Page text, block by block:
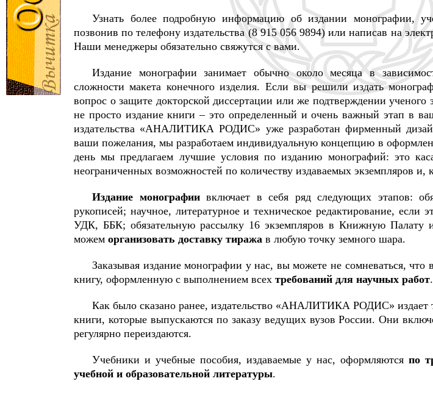
Узнать более подробную информацию об издании монографии,
позвонив по телефону издательства (8 915 056 9894) или написав на
Наши менеджеры обязательно свяжутся с вами.
Издание монографии занимает обычно около месяца в
сложности макета конечного изделия. Если вы решили издать
вопрос о защите докторской диссертации или же подтверждении
не просто издание книги – это определенный и очень важный этап в
издательства «АНАЛИТИКА РОДИС» уже разработан фирменный
ваши пожелания, мы разработаем индивидуальную концепцию в
день мы предлагаем лучшие условия по изданию монографий: это
неограниченных возможностей по количеству издаваемых экземпляров
Издание монографиивключает в себя ряд следующих этапов:
рукописей; научное, литературное и техническое редактирование, если
УДК, ББК; обязательную рассылку 16 экземпляров в Книжную
можем организовать доставку тиража в любую точку земного шара.
Заказывая издание монографии у нас, вы можете не сомневаться, что
книгу, оформленную с выполнением всех требований для научных работ.
Как было сказано ранее, издательство «АНАЛИТИКА РОДИС» издает
книги, которые выпускаются по заказу ведущих вузов России. Они
регулярно переиздаются.
Учебники и учебные пособия, издаваемые у нас, оформляются по
учебной и образовательной литературы.